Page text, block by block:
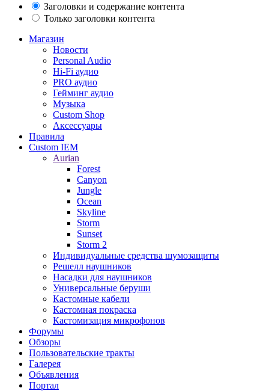
Заголовки и содержание контента
Только заголовки контента
Магазин
Новости
Personal Audio
Hi-Fi аудио
PRO аудио
Гейминг аудио
Музыка
Custom Shop
Аксессуары
Правила
Custom IEM
Aurian
Forest
Canyon
Jungle
Ocean
Skyline
Storm
Sunset
Storm 2
Индивидуальные средства шумозащиты
Решелл наушников
Насадки для наушников
Универсальные беруши
Кастомные кабели
Кастомная покраска
Кастомизация микрофонов
Форумы
Обзоры
Пользовательские тракты
Галерея
Объявления
Портал